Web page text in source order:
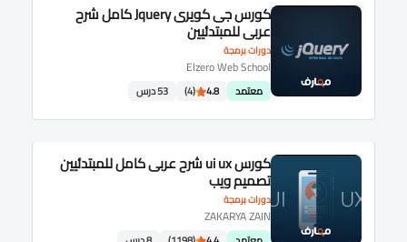
دورات برمجة
كورس جى كويرى Jquery كامل شرح
عربى للمبتدئيين
Elzero Web School
معتمد 4.8
(4) 53 درس
دورات برمجة
كورس ui ux شرح عربى كامل للمبتدئيين
تصميم ويب
ZAKARYA ZAIN